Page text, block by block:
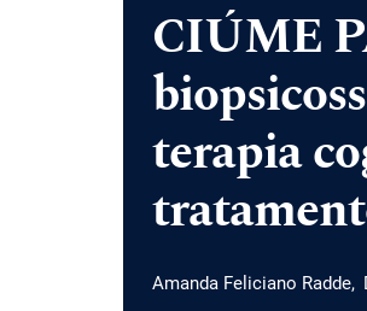
CIÚME
terapia
Amanda Feliciano Radde